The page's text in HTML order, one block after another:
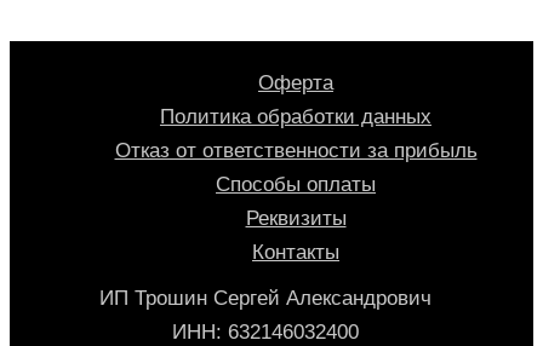
Оферта
Политика обработки данных
Отказ от ответственности за прибыль
Способы оплаты
Реквизиты
Контакты
ИП Трошин Сергей Александрович
ИНН: 632146032400